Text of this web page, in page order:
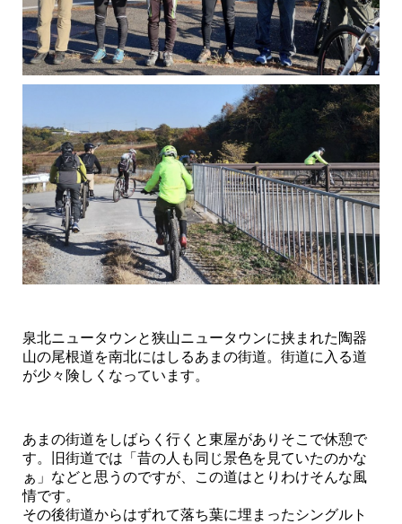
泉北ニュータウンと狭山ニュータウンに挟まれた陶器
山の尾根道を南北にはしるあまの街道。街道に入る道
が少々険しくなっています。
あまの街道をしばらく行くと東屋がありそこで休憩で
す。旧街道では「昔の人も同じ景色を見ていたのかな
ぁ」などと思うのですが、この道はとりわけそんな風
情です。
その後街道からはずれて落ち葉に埋まったシングルト